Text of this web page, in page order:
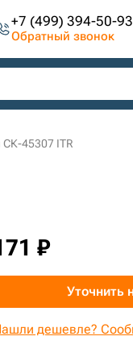
+7 (499) 394-50-93
Обратный звонок
СК-45307 ITR
₽
Уточнить
дешевле?